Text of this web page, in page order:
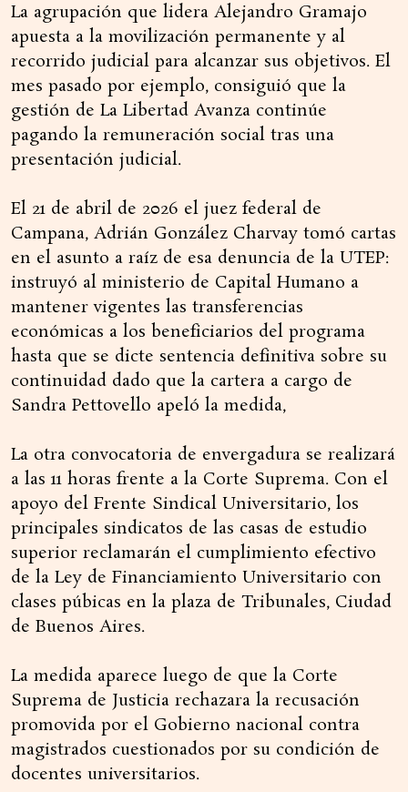
La agrupación que lidera Alejandro Gramajo
apuesta a la movilización permanente y al
recorrido judicial para alcanzar sus objetivos. El
mes pasado por ejemplo, consiguió que la
gestión de La Libertad Avanza continúe
pagando la remuneración social tras una
presentación judicial.
El 21 de abril de 2026 el juez federal de
Campana, Adrián González Charvay tomó cartas
en el asunto a raíz de esa denuncia de la UTEP:
instruyó al ministerio de Capital Humano a
mantener vigentes las transferencias
económicas a los beneficiarios del programa
hasta que se dicte sentencia definitiva sobre su
continuidad dado que la cartera a cargo de
Sandra Pettovello apeló la medida,
La otra convocatoria de envergadura se realizará
a las 11 horas frente a la Corte Suprema. Con el
apoyo del Frente Sindical Universitario, los
principales sindicatos de las casas de estudio
superior reclamarán el cumplimiento efectivo
de la Ley de Financiamiento Universitario con
clases púbicas en la plaza de Tribunales, Ciudad
de Buenos Aires.
La medida aparece luego de que la Corte
Suprema de Justicia rechazara la recusación
promovida por el Gobierno nacional contra
magistrados cuestionados por su condición de
docentes universitarios.